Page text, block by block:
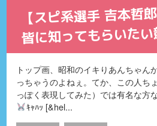
【スピ系選手 吉本哲
皆に知ってもらいた
トップ画、昭和のイキりあんちゃん
っちゃうのよねぇ。てか、この人ち
っぽく表現してみた）では有名な方
ｷｬﾊｯ [&hel...